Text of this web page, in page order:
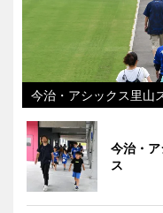
今治・アシックス里山
今治・
ス